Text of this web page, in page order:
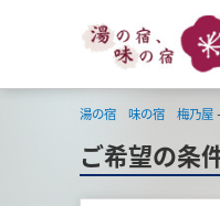
湯の宿 味の宿 梅乃屋
ご希望の条